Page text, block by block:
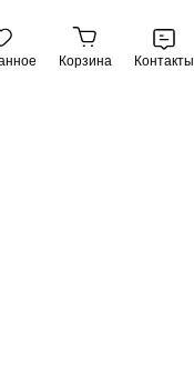
Корзина Контакты